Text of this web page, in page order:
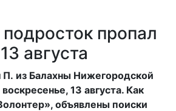
пропал
августа
П. из Балахны Нижегородской
13 августа. Как
объявлены поиски